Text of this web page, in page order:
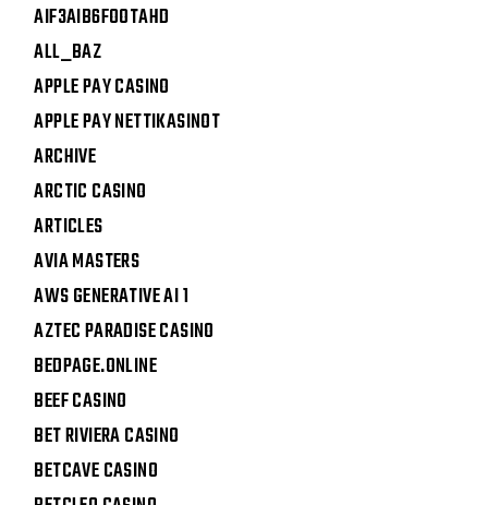
AIF3AIB6FOOTAHD
ALL_BAZ
APPLE PAY CASINO
APPLE PAY NETTIKASINOT
ARCHIVE
ARCTIC CASINO
ARTICLES
AVIA MASTERS
AWS GENERATIVE AI 1
AZTEC PARADISE CASINO
BEDPAGE.ONLINE
BEEF CASINO
BET RIVIERA CASINO
BETCAVE CASINO